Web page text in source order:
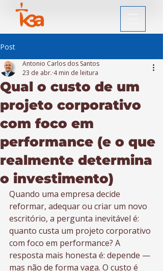
Post
Qual o custo de um
projeto corporativo
com foco em
performance (e o que
realmente determina
o investimento)
Antonio Carlos dos Santos
23 de abr. 4 min de leitura
Quando uma empresa decide
reformar, adequar ou criar um novo
escritório, a pergunta inevitável é:
quanto custa um projeto corporativo
com foco em performance? A
resposta mais honesta é: depende —
mas não de forma vaga. O custo é